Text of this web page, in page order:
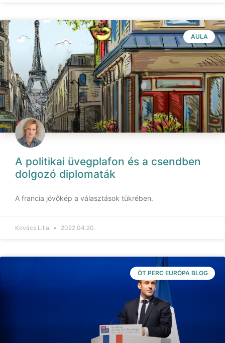
AULA
A politikai üvegplafon és a csendben
dolgozó diplomaták
A francia jövőkép a választások tükrében.
Kovács Lilla 2022.04.20.
ÖT PERC EURÓPA BLOG